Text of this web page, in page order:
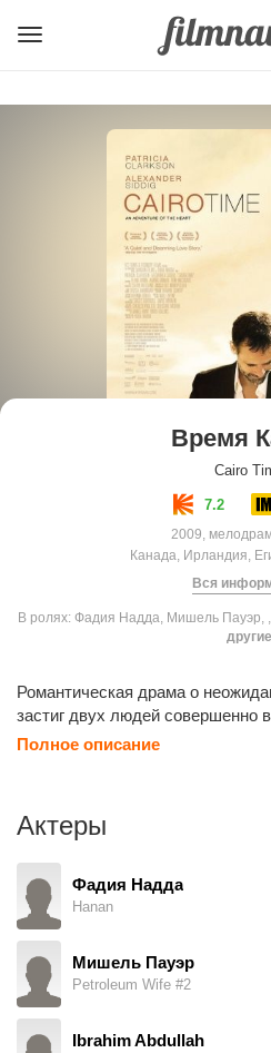
Время
Cairo
7.2
2009,
Канада, Ирландия,
Вся
В ролях: Фадия Надда, Мишель
другие
Романтическая драма о
застиг двух людей совершенно
Полное описание
Актеры
Фадия Надда
Hanan
Мишель Пауэр
Petroleum Wife #2
Ibrahim Abdullah